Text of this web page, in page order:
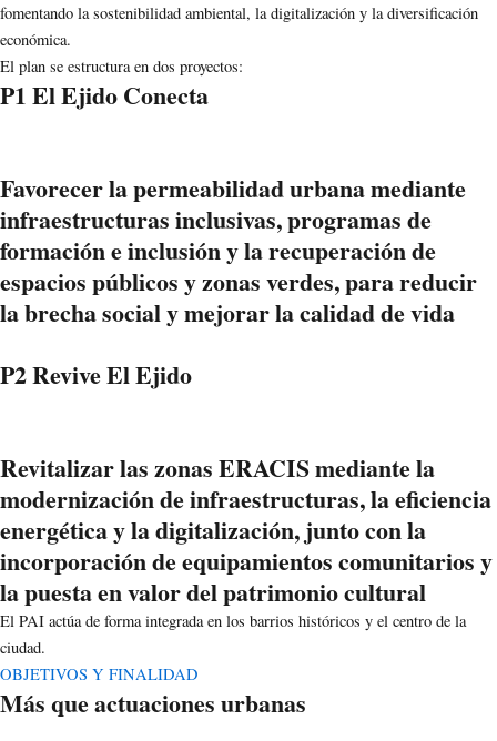
fomentando la sostenibilidad ambiental, la digitalización y la diversificación
económica.
El plan se estructura en dos proyectos:
P1 El Ejido Conecta
Favorecer la permeabilidad urbana mediante
infraestructuras inclusivas, programas de
formación e inclusión y la recuperación de
espacios públicos y zonas verdes, para reducir
la brecha social y mejorar la calidad de vida
P2 Revive El Ejido
Revitalizar las zonas ERACIS mediante la
modernización de infraestructuras, la eficiencia
energética y la digitalización, junto con la
incorporación de equipamientos comunitarios y
la puesta en valor del patrimonio cultural
El PAI actúa de forma integrada en los barrios históricos y el centro de la
ciudad.
OBJETIVOS Y FINALIDAD
Más que actuaciones urbanas